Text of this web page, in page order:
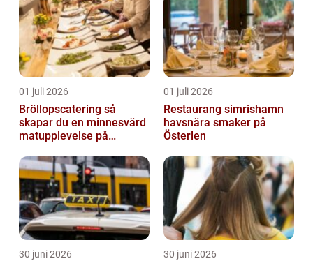
01 juli 2026
Bröllopscatering så
skapar du en minnesvärd
matupplevelse på
01 juli 2026
Restaurang simrishamn
havsnära smaker på
Österlen
30 juni 2026 30 juni 2026